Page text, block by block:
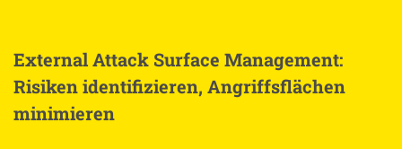
External Attack Surface Management:
Risiken identifizieren, Angriffsflächen
minimieren